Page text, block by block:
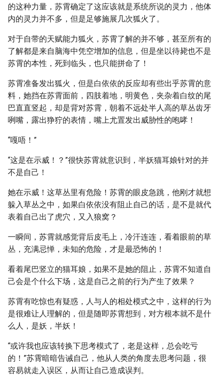
的这种力量，苏霄确定了这应该就是系统所说的灵力，他体
内的灵力并不多，但是足够施展几次狐火了。
对于自带的天赋能力狐火，苏霄了解的并不够，甚至所有的
了解都是来自脑海中凭空增加的信息，但是坐以待毙也不是
苏霄的本性，死到临头，也只能拼命了！
苏霄准备发出狐火，但是白依依的反应却有些出乎苏霄的意
料，她挡在苏霄面前，四肢着地，明黄色，夹杂着白纹的尾
巴直直竖起，却是背对苏霄，朝着不远处半人高的草丛齿牙
咧嘴，露出狰狞的表情，嘴上尤置发出威胁性的咆哮！
“嘎唔！”
“这是在示威！？”很快苏霄就意识到，半妖猫耳娘针对的并
不是自己！
她在示威！这草丛里有危险！苏霄的眼皮急跳，他刚才就想
躲入草丛之中，如果白依依没有阻止自己的话，是不是就代
表着自己出了虎穴，又入狼窝？
一瞬间，苏霄就感觉背后皮毛上，冷汗连连，看着眼前的草
丛，充满忌惮，未知的危险，才是最恐怖的！
看着尾巴竖立的猫耳娘，如果不是她的阻止，苏霄不知道自
己会是个什么下场，这是自己之前的行为产生了效果？
苏霄有吃惊也有疑惑，人与人的相处模式之中，这样的行为
是很难让人理解的，但是随即苏霄想到，对方根本就不是什
么人，是妖，半妖！
“或许我也应该转换下思考模式了，老是这样，总会吃亏
的！”苏霄暗暗告诫自己，他从人类的角度去思考问题，很
容易就走入误区，从而让自己造成误判。